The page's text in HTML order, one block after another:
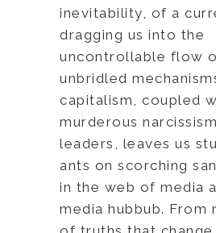
inevitability, of a
dragging us into the
uncontrollable flow
unbridled
capitalism, coupled
murderous
leaders, leaves us
ants on scorching
in the web of media
media hubbub. From